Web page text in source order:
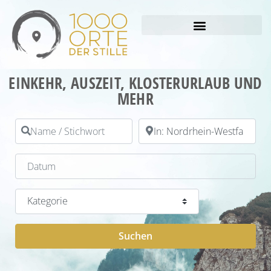
EINKEHR, AUSZEIT, KLOSTERURLAUB UND
MEHR
Name / Stichwort PLZ / Ort
Datum
Kategorie
Suchen